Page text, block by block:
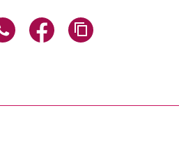
über E-Mail teilen
Seite über WhatsApp teilen
Seite über Facebook